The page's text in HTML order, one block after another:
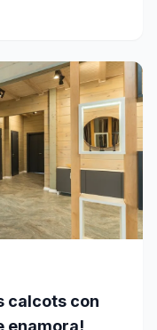
calcots con
enamora!